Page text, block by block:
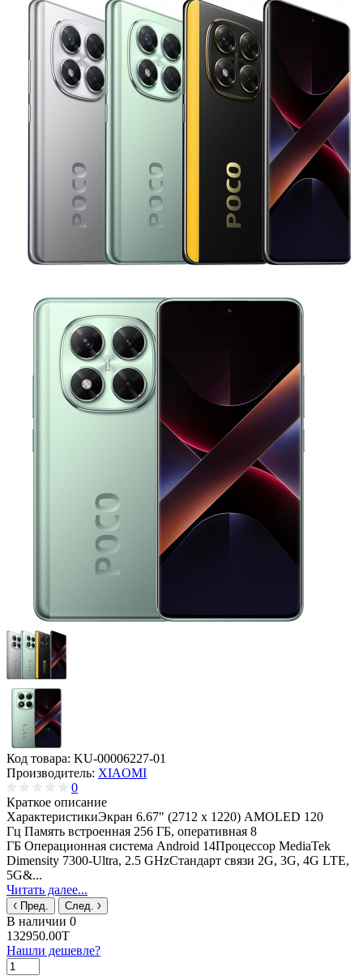
Код товара: KU-00006227-01
Производитель: XIAOMI
0
Краткое описание
ХарактеристикиЭкран 6.67" (2712 x 1220) AMOLED 120
Гц Память встроенная 256 ГБ, оперативная 8
ГБ Операционная система Android 14Процессор MediaTek
Dimensity 7300-Ultra, 2.5 GHzСтандарт связи 2G, 3G, 4G LTE,
5G&...
Читать далее...
Пред. След.
В наличии 0
132950.00T
Нашли дешевле?